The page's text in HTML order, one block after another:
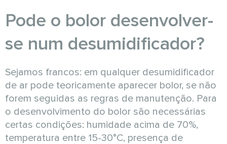
Pode o bolor desenvolver-
se num desumidificador?
Sejamos francos: em qualquer desumidificador
de ar pode teoricamente aparecer bolor, se não
forem seguidas as regras de manutenção. Para
o desenvolvimento do bolor são necessárias
certas condições: humidade acima de 70%,
temperatura entre 15-30°C, presença de